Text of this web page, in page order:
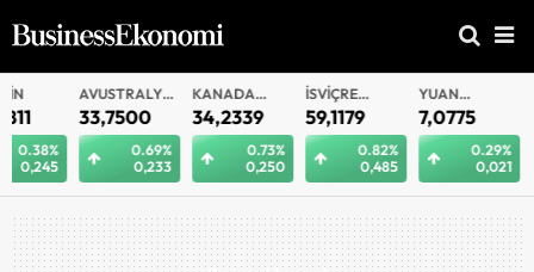
AVUSTRALYA
DOLARI
33,7500
0.69%
0,233
KANADA
DOLARI
34,2339
0.73%
0,250
İSVIÇRE
FRANKI
59,1179
0.82%
0,485
YUAN
OFFSHORE
7,0775
0.29%
0,021
YUAN
7,0812